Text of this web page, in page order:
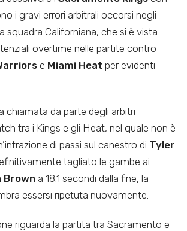
i gravi errori arbitrali occorsi negli
squadra Californiana, che si è vista
overtime nelle partite contro
e Miami Heat per evidenti
chiamata da parte degli arbitri
tra i Kings e gli Heat, nel quale non è
di passi sul canestro di Tyler
tagliato le gambe ai
Brown a 18.1 secondi dalla fine, la
essersi ripetuta nuovamente.
riguarda la partita tra Sacramento e